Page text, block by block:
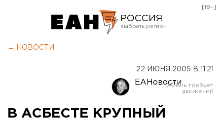
РОССИЯ
Оренбург
[18+]
← НОВОСТИ
22 ИЮНЯ 2005 В 11:21
ЕАНовости
В АСБЕСТЕ КРУПНЫЙ